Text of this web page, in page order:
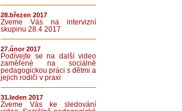
28.březen 2017
Zveme Vás na intervizní
skupinu 28.4 2017
27.únor 2017
Podívejte se na další video
zaměřené na sociálně
pedagogickou práci s dětmi a
jejich rodiči v praxi
31.leden 2017
Zveme Vás ke sledování